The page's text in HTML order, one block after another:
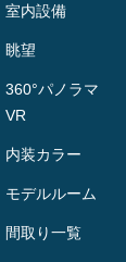
室内設備
眺望
360°パノラマ
VR
内装カラー
モデルルーム
間取り一覧